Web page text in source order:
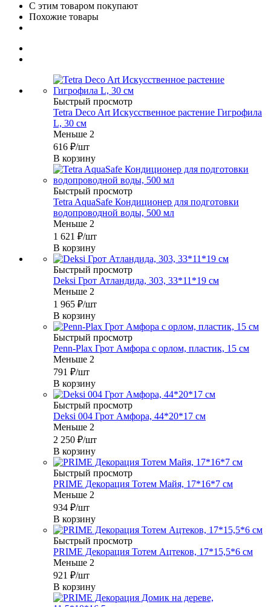
С этим товаром покупают
Похожие товары
Быстрый просмотр
Tetra Deco Art Искусственное растение Гигрофила
L, 30 см
Меньше 2
616 ₽/шт
В корзину
Быстрый просмотр
Tetra AquaSafe Кондиционер для подготовки
водопроводной воды, 500 мл
Меньше 2
1 621 ₽/шт
В корзину
Быстрый просмотр
Deksi Грот Атландида, 303, 33*11*19 см
Меньше 2
1 965 ₽/шт
В корзину
Быстрый просмотр
Penn-Plax Грот Амфора с орлом, пластик, 15 см
Меньше 2
791 ₽/шт
В корзину
Быстрый просмотр
Deksi 004 Грот Амфора, 44*20*17 см
Меньше 2
2 250 ₽/шт
В корзину
Быстрый просмотр
PRIME Декорация Тотем Майя, 17*16*7 см
Меньше 2
934 ₽/шт
В корзину
Быстрый просмотр
PRIME Декорация Тотем Ацтеков, 17*15,5*6 см
Меньше 2
921 ₽/шт
В корзину